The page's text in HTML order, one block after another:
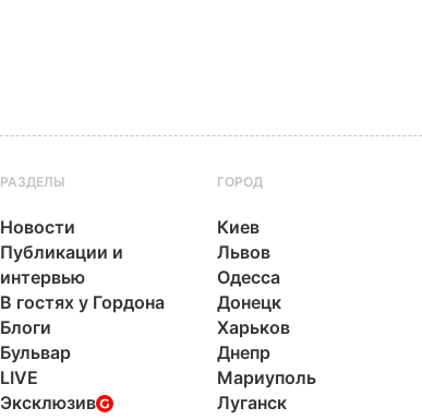
РАЗДЕЛЫ
Новости
Публикации и
интервью
В гостях у Гордона
Блоги
Бульвар
LIVE
Эксклюзив
ГОРОД
Киев
Львов
Одесса
Донецк
Харьков
Днепр
Мариуполь
Луганск